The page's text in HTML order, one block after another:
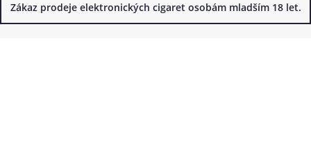
Zákaz prodeje elektronických cigaret osobám mladším 18 let.